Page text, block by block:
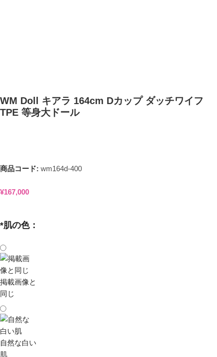
WM Doll キアラ 164cm Dカップ ダッチワイフ
TPE 等身大ドール
商品コード:wm164d-400
¥167,000
*肌の色：
掲載画像と
同じ
自然な白い
肌